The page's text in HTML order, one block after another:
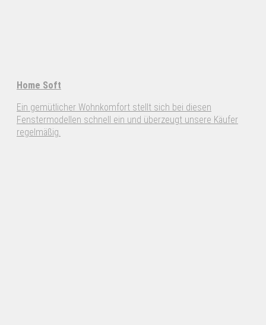
Home Soft
Ein gemütlicher Wohnkomfort stellt sich bei diesen
Fenstermodellen schnell ein und überzeugt unsere Käufer
regelmäßig.